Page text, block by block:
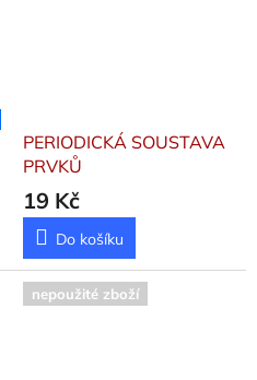
PERIODICKÁ SOUSTAVA
PRVKŮ
19 Kč
Do košíku
nepoužité zboží